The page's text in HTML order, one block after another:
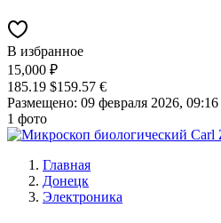
В избранное
15,000 ₽
185.19 $159.57 €
Размещено: 09 февраля 2026, 09:16
1 фото
Главная
Донецк
Электроника